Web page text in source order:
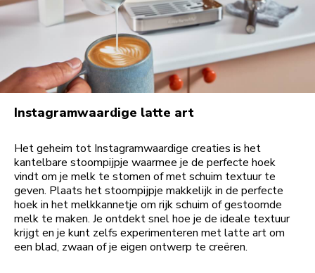
Instagramwaardige latte art
Het geheim tot Instagramwaardige creaties is het
kantelbare stoompijpje waarmee je de perfecte hoek
vindt om je melk te stomen of met schuim textuur te
geven. Plaats het stoompijpje makkelijk in de perfecte
hoek in het melkkannetje om rijk schuim of gestoomde
melk te maken. Je ontdekt snel hoe je de ideale textuur
krijgt en je kunt zelfs experimenteren met latte art om
een blad, zwaan of je eigen ontwerp te creëren.